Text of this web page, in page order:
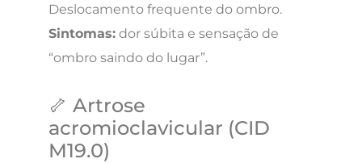
Deslocamento frequente do ombro.
Sintomas: dor súbita e sensação de
“ombro saindo do lugar”.
🦴 Artrose
acromioclavicular (CID
M19.0)